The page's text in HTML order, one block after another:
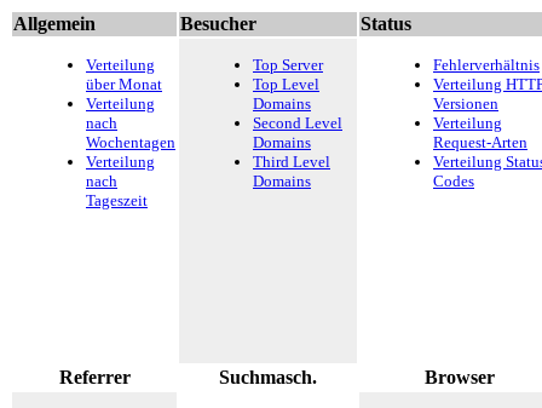
Allgemein Besucher Status
Verteilung
über Monat
Verteilung
nach
Wochentagen
Verteilung
nach
Tageszeit
Top Server
Top Level
Domains
Second Level
Domains
Third Level
Domains
Fehlerverhältnis
Verteilung
Versionen
Verteilung
Request-Arten
Verteilung
Codes
Referrer Suchmasch. Browser